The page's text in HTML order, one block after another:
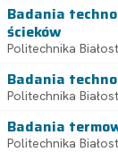
Badania
ścieków
Politechnika
Badania
Politechnika
Badania
Politechnika